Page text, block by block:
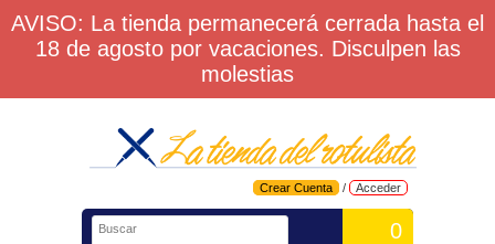
AVISO: La tienda permanecerá cerrada hasta el
18 de agosto por vacaciones. Disculpen las
molestias
Crear Cuenta / Acceder
0